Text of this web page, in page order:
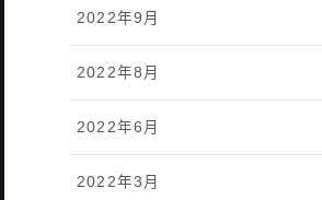
2022年9月
2022年8月
2022年6月
2022年3月